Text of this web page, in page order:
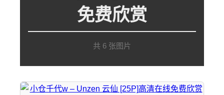
免费欣赏
共 6 张图片